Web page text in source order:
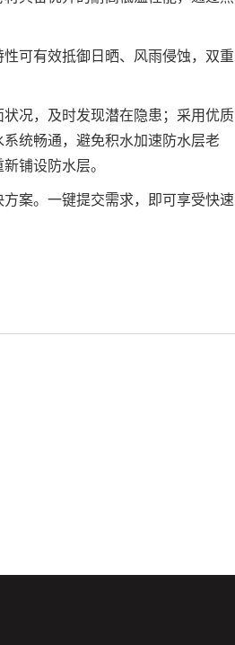
可有效抵御日晒、风雨侵蚀，双重
况，及时发现潜在隐患；采用优质
统畅通，避免积水加速防水层老
铺设防水层。
案。一键提交需求，即可享受快速